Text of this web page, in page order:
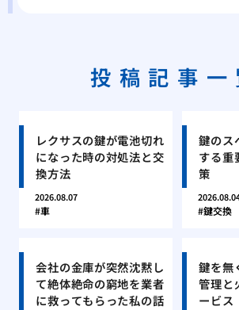
投稿記事一
レクサスの鍵が電池切れ
になった時の対処法と交
換方法
2026.08.07
車
鍵のス
する重
策
鍵交換
会社の金庫が突然沈黙し
て絶体絶命の窮地を業者
に救ってもらった私の話
鍵を無
管理と
ービス